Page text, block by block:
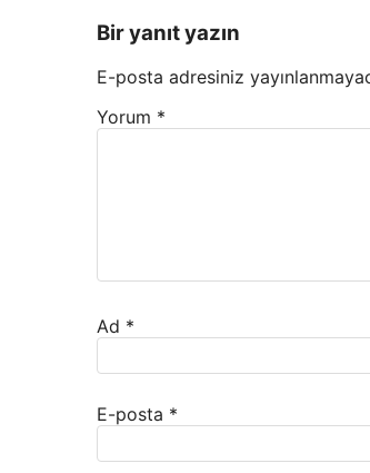
Bir yanıt yazın
E-posta adresiniz
Yorum *
Ad *
E-posta *